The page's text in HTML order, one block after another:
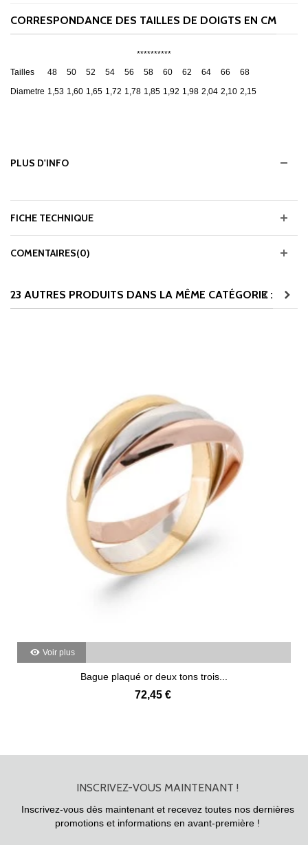
CORRESPONDANCE DES TAILLES DE DOIGTS EN CM
**********
Tailles
48 50 52 54 56 58 60 62 64 66
68
Diametre 1,53 1,60 1,65 1,72 1,78 1,85 1,92 1,98 2,04 2,10 2,15
PLUS D'INFO
FICHE TECHNIQUE
COMENTAIRES(0)
23 AUTRES PRODUITS DANS LA MÊME CATÉGORIE :
Voir plus
Bague plaqué or deux tons trois...
72,45 €
INSCRIVEZ-VOUS MAINTENANT !
Inscrivez-vous dès maintenant et recevez toutes nos dernières
promotions et informations en avant-première !